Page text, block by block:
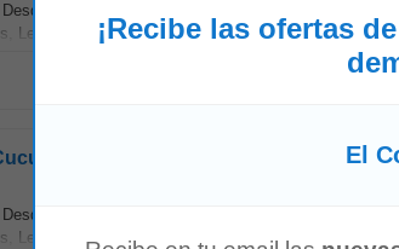
Alimentos al Consumidor, unidad de negocio del
Leños & Carbón, Beer Station, El Corral Gourmet,
Alimentos al Consumidor, unidad de negocio del
Leños & Carbón, Beer Station, El Corral Gourmet,
¡Recibe las ofertas
El